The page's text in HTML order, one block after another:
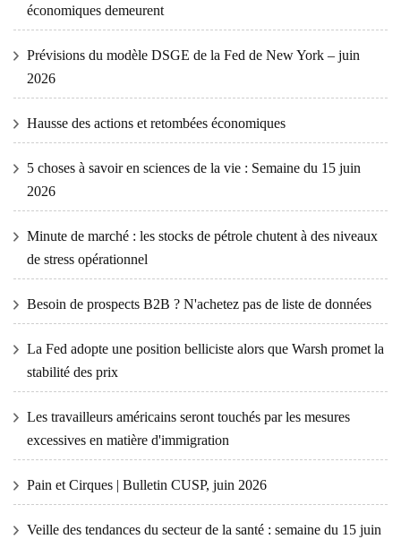
économiques demeurent
Prévisions du modèle DSGE de la Fed de New York – juin
2026
Hausse des actions et retombées économiques
5 choses à savoir en sciences de la vie : Semaine du 15 juin
2026
Minute de marché : les stocks de pétrole chutent à des niveaux
de stress opérationnel
Besoin de prospects B2B ? N'achetez pas de liste de données
La Fed adopte une position belliciste alors que Warsh promet la
stabilité des prix
Les travailleurs américains seront touchés par les mesures
excessives en matière d'immigration
Pain et Cirques | Bulletin CUSP, juin 2026
Veille des tendances du secteur de la santé : semaine du 15 juin